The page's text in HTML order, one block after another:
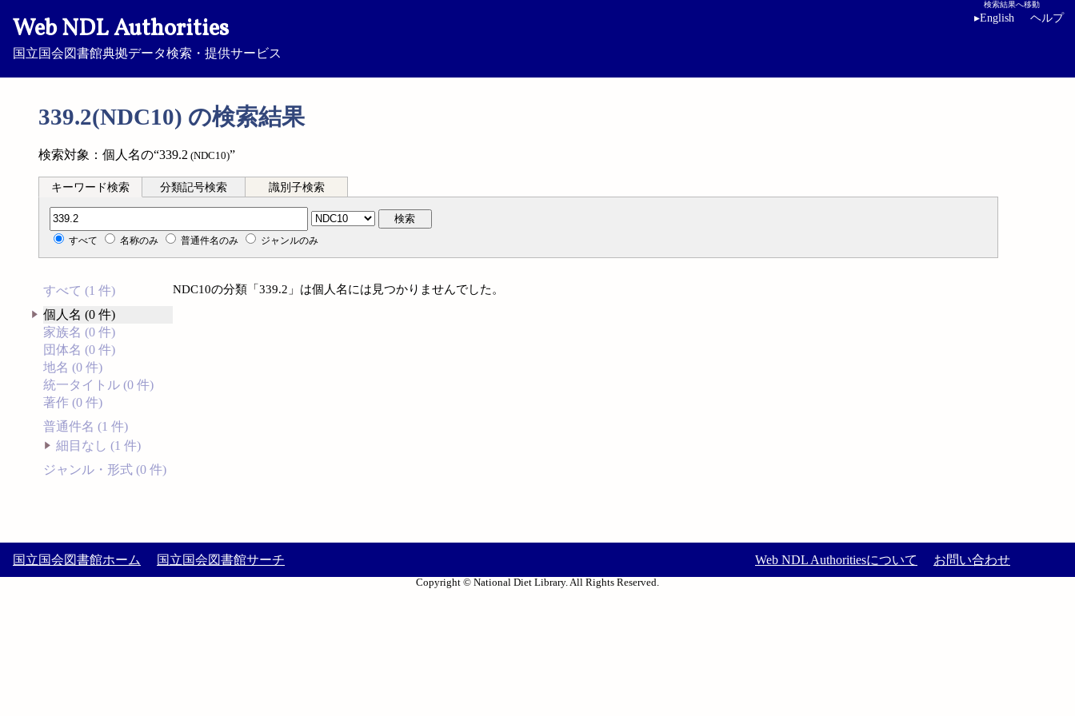
Web NDL Authorities
国立国会図書館典拠データ検索・提供サービス
検索結果へ移動
▸English ヘルプ
339.2(NDC10) の検索結果
検索対象：個人名の“339.2 (NDC10)”
キーワード検索 分類記号検索 識別子検索
分類記号検索 検索
すべて 名称のみ 普通件名のみ ジャンルのみ
すべて (1 件)
個人名 (0 件)
家族名 (0 件)
団体名 (0 件)
地名 (0 件)
統一タイトル (0 件)
著作 (0 件)
普通件名 (1 件)
細目なし (1 件)
ジャンル・形式 (0 件)
NDC10の分類「339.2」は個人名には見つかりませんでした。
国立国会図書館ホーム 国立国会図書館サーチ Web NDL Authoritiesについて お問い合わせ
Copyright © National Diet Library. All Rights Reserved.